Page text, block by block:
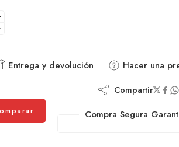
Entrega y devolución Hacer una
Compartir
Compra Segura